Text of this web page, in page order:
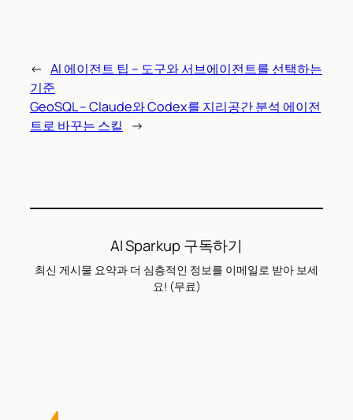
← AI 에이전트 팁 – 도구와 서브에이전트를 선택하는
기준
GeoSQL – Claude와 Codex를 지리공간 분석 에이전
트로 바꾸는 스킬
→
AI Sparkup 구독하기
최신 게시물 요약과 더 심층적인 정보를 이메일로 받아 보세
요! (무료)